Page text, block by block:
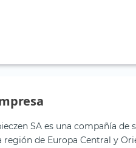
SA es una compañía de
región de Europa Central y